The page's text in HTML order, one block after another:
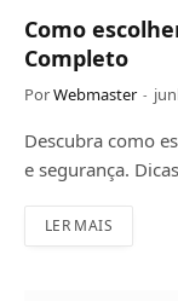
Como
Completo
PorWebmaster
Descubra como
e segurança.
LER MAIS